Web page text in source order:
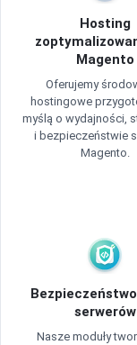
Hosting
Magento
Oferujemy
hostingowe
myślą o wydajności,
i bezpieczeństwie
Magento.
serwerów
Nasze moduły